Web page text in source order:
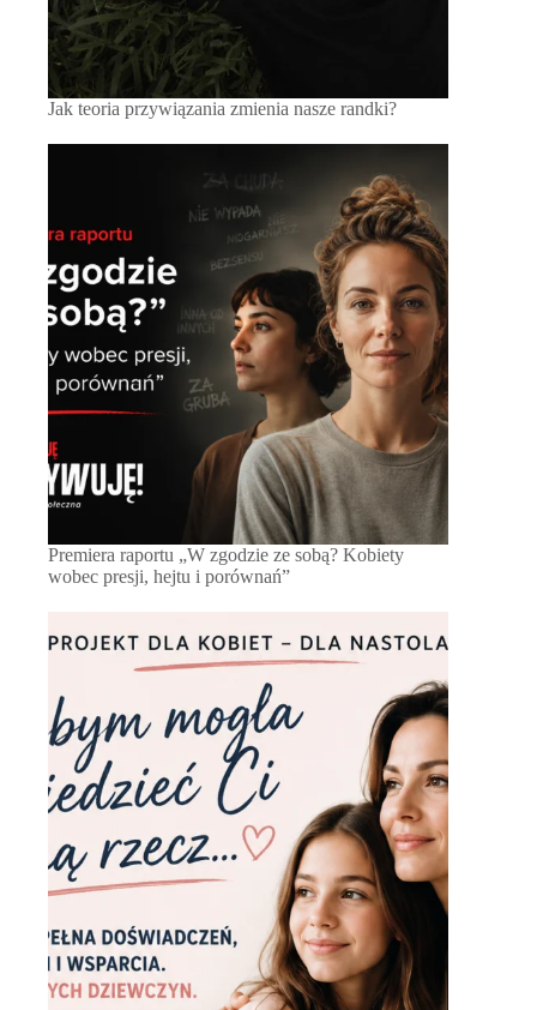
Jak teoria przywiązania zmienia nasze randki?
Premiera raportu „W zgodzie ze sobą? Kobiety
wobec presji, hejtu i porównań”